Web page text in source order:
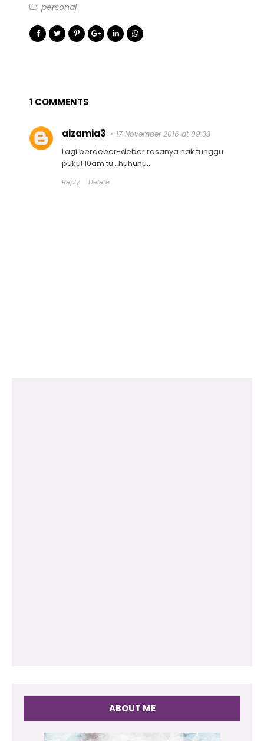
personal
1 COMMENTS
aizamia3 17 November 2016 at 09:33
Lagi berdebar-debar rasanya nak tunggu
pukul 10am tu.. huhuhu..
Reply Delete
ABOUT ME